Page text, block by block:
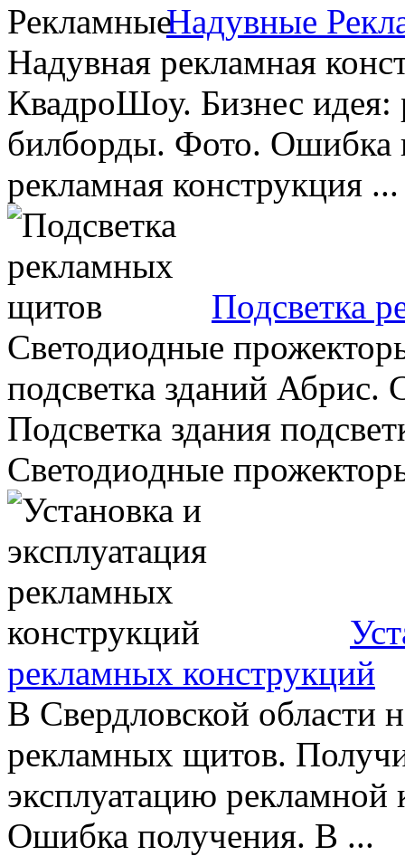
Надувные
Надувная рекламная
КвадроШоу. Бизнес
билборды. Фото. Ошибка
рекламная конструкция ...
Подсветка
Светодиодные
подсветка зданий Абрис.
Подсветка здания
Светодиодные
рекламных конструкций
В Свердловской области
рекламных щитов.
эксплуатацию
Ошибка получения. В ...